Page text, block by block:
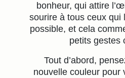
bonheur, qui attire
sourire à tous ceux qui
possible, et cela
petits gestes
Tout d’abord,
nouvelle couleur pour